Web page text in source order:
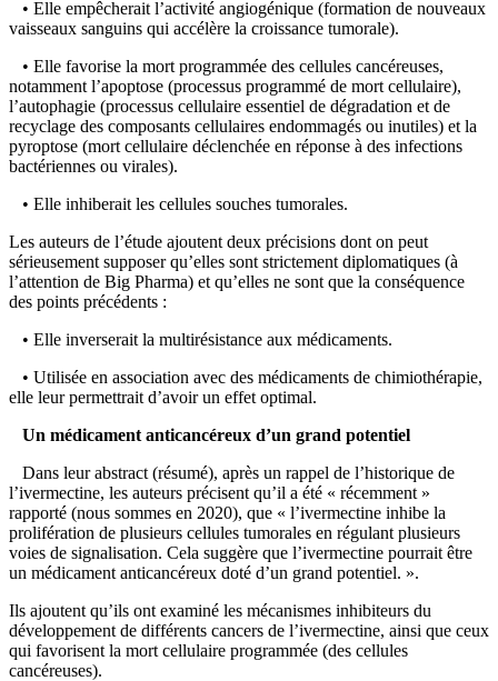
• Elle empêcherait l’activité angiogénique (formation de nouveaux
vaisseaux sanguins qui accélère la croissance tumorale).
• Elle favorise la mort programmée des cellules cancéreuses,
notamment l’apoptose (processus programmé de mort cellulaire),
l’autophagie (processus cellulaire essentiel de dégradation et de
recyclage des composants cellulaires endommagés ou inutiles) et la
pyroptose (mort cellulaire déclenchée en réponse à des infections
bactériennes ou virales).
• Elle inhiberait les cellules souches tumorales.
Les auteurs de l’étude ajoutent deux précisions dont on peut
sérieusement supposer qu’elles sont strictement diplomatiques (à
l’attention de Big Pharma) et qu’elles ne sont que la conséquence
des points précédents :
• Elle inverserait la multirésistance aux médicaments.
• Utilisée en association avec des médicaments de chimiothérapie,
elle leur permettrait d’avoir un effet optimal.
Un médicament anticancéreux d’un grand potentiel
Dans leur abstract (résumé), après un rappel de l’historique de
l’ivermectine, les auteurs précisent qu’il a été « récemment »
rapporté (nous sommes en 2020), que « l’ivermectine inhibe la
prolifération de plusieurs cellules tumorales en régulant plusieurs
voies de signalisation. Cela suggère que l’ivermectine pourrait être
un médicament anticancéreux doté d’un grand potentiel. ».
Ils ajoutent qu’ils ont examiné les mécanismes inhibiteurs du
développement de différents cancers de l’ivermectine, ainsi que ceux
qui favorisent la mort cellulaire programmée (des cellules
cancéreuses).